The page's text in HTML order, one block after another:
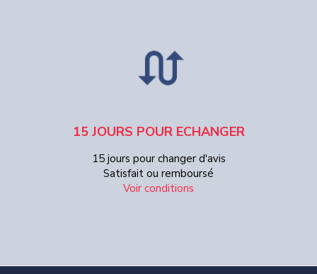
15 JOURS POUR ECHANGER
15 jours pour changer d'avis
Satisfait ou remboursé
Voir conditions